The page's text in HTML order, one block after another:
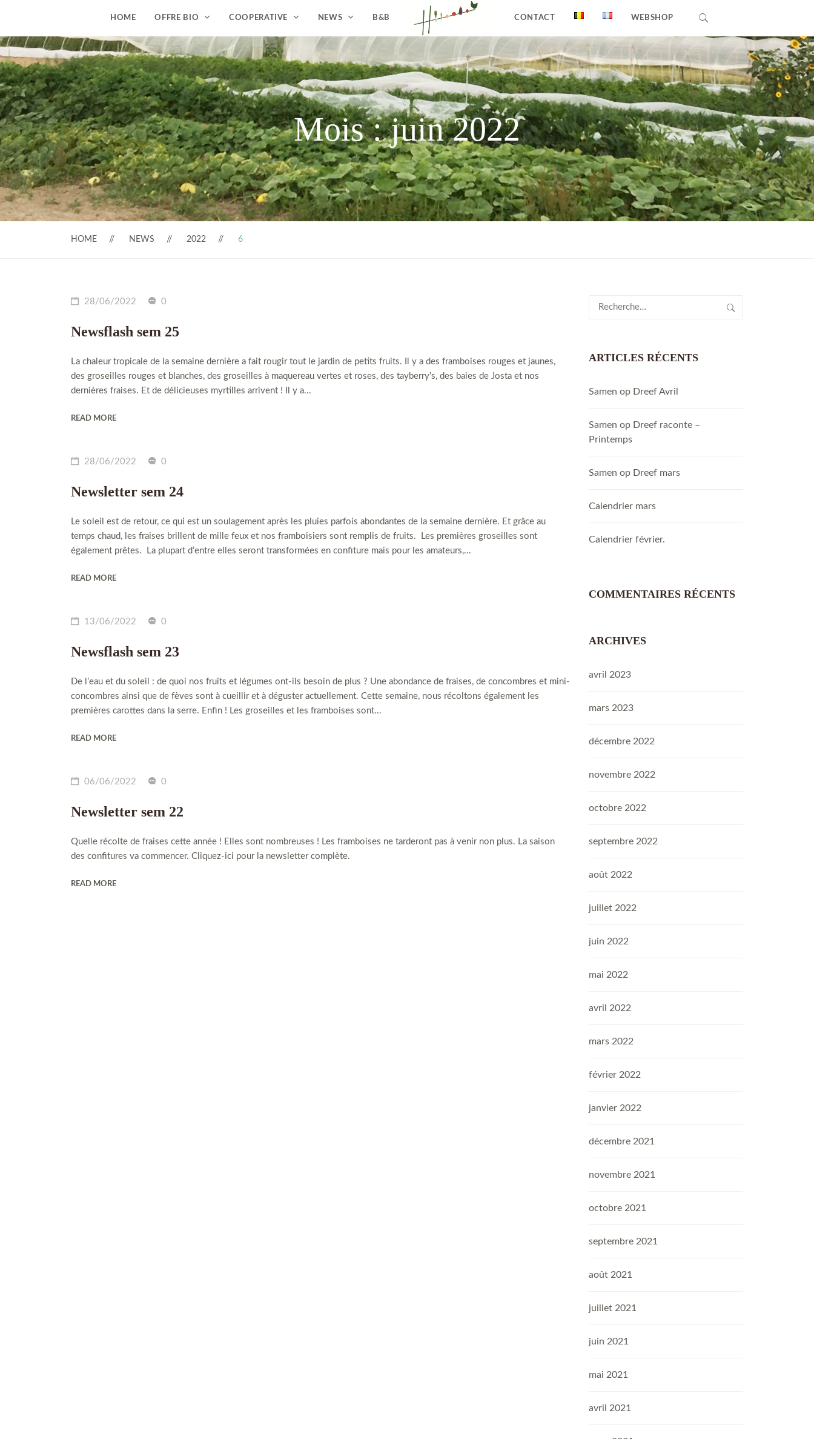
HOME OFFRE BIO COOPERATIVE NEWS B&B CONTACT WEBSHOP
Mois :juin 2022
HOME NEWS 2022 6
28/06/2022 0
Newsflash sem 25
La chaleur tropicale de la semaine dernière a fait rougir tout le jardin de petits fruits. Il y a des framboises rouges et jaunes,
des groseilles rouges et blanches, des groseilles à maquereau vertes et roses, des tayberry’s, des baies de Josta et nos
dernières fraises. Et de délicieuses myrtilles arrivent ! Il y a...
READ MORE
28/06/2022 0
Newsletter sem 24
Le soleil est de retour, ce qui est un soulagement après les pluies parfois abondantes de la semaine dernière. Et grâce au
temps chaud, les fraises brillent de mille feux et nos framboisiers sont remplis de fruits. Les premières groseilles sont
également prêtes. La plupart d’entre elles seront transformées en confiture mais pour les amateurs,...
READ MORE
13/06/2022 0
Newsflash sem 23
De l’eau et du soleil : de quoi nos fruits et légumes ont-ils besoin de plus ? Une abondance de fraises, de concombres et mini-
concombres ainsi que de fèves sont à cueillir et à déguster actuellement. Cette semaine, nous récoltons également les
premières carottes dans la serre. Enfin ! Les groseilles et les framboises sont...
READ MORE
06/06/2022 0
Newsletter sem 22
Quelle récolte de fraises cette année ! Elles sont nombreuses ! Les framboises ne tarderont pas à venir non plus. La saison
des confitures va commencer. Cliquez-ici pour la newsletter complète.
READ MORE
Rechercher :
ARTICLES RÉCENTS
Samen op Dreef Avril
Samen op Dreef raconte –
Printemps
Samen op Dreef mars
Calendrier mars
Calendrier février.
COMMENTAIRES RÉCENTS
ARCHIVES
avril 2023
mars 2023
décembre 2022
novembre 2022
octobre 2022
septembre 2022
août 2022
juillet 2022
juin 2022
mai 2022
avril 2022
mars 2022
février 2022
janvier 2022
décembre 2021
novembre 2021
octobre 2021
septembre 2021
août 2021
juillet 2021
juin 2021
mai 2021
avril 2021